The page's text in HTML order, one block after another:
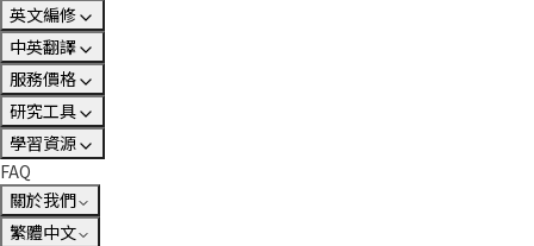
英文編修
中英翻譯
服務價格
研究工具
學習資源
FAQ
關於我們
繁體中文